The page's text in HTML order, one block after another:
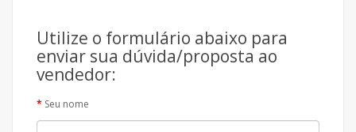
Utilize o formulário abaixo para
enviar sua dúvida/proposta ao
vendedor:
Seu nome